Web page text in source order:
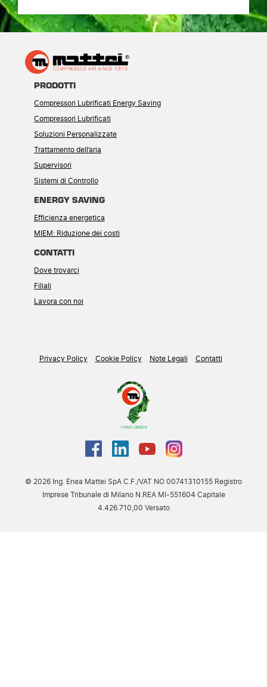
PRODOTTI
Compressori Lubrificati Energy Saving
Compressori Lubrificati
Soluzioni Personalizzate
Trattamento dell’aria
Supervisori
Sistemi di Controllo
ENERGY SAVING
Efficienza energetica
MIEM: Riduzione dei costi
CONTATTI
Dove trovarci
Filiali
Lavora con noi
Privacy Policy Cookie Policy Note Legali Contatti
© 2026 Ing. Enea Mattei SpA C.F./VAT NO 00741310155 Registro
Imprese Tribunale di Milano N.REA MI-551604 Capitale
4.426.710,00 Versato